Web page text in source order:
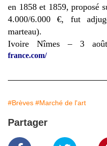
en 1858 et 1859, proposé
4.000/6.000 €, fut
marteau).
Ivoire Nîmes – 3
france.com/
#Brèves #Marché de l'art
Partager